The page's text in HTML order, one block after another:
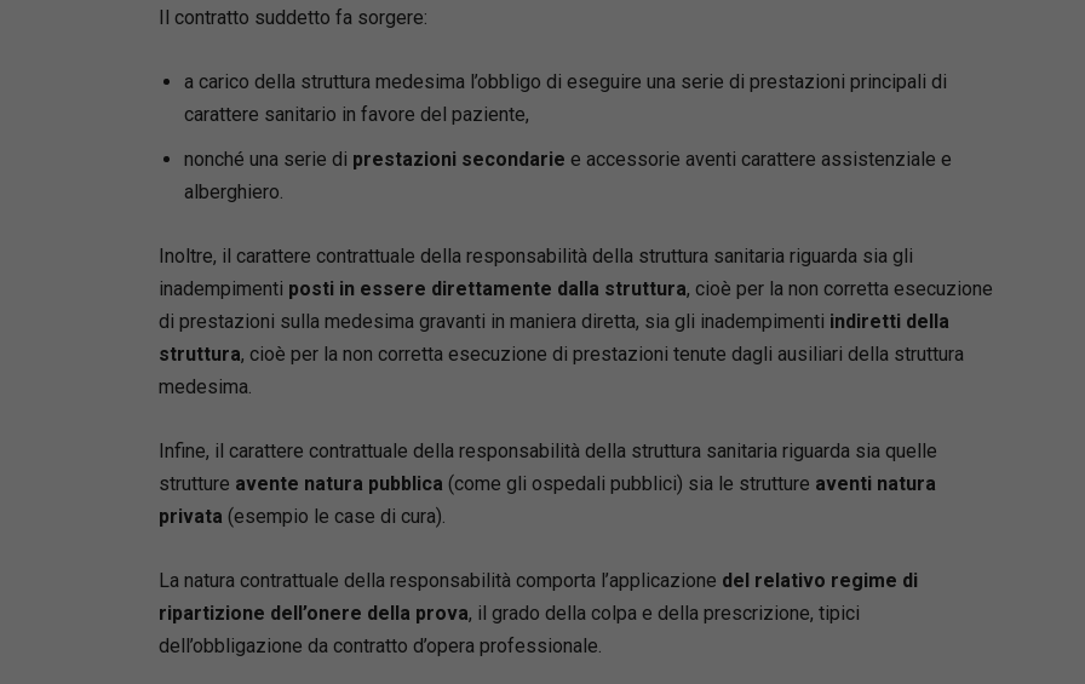
Acquista ora il volume e resta aggiornato sulle novità
che incidono concretamente sulla responsabilità
sanitaria, sulla liquidazione del danno e sulla gestione
Il contratto suddetto fa sorgere:
a carico della struttura medesima l’obbligo di eseguire una serie di prestazioni principali di
carattere sanitario in favore del paziente,
nonché una serie di prestazioni secondarie e accessorie aventi carattere assistenziale e
alberghiero.
Inoltre, il carattere contrattuale della responsabilità della struttura sanitaria riguarda sia gli
inadempimenti posti in essere direttamente dalla struttura, cioè per la non corretta esecuzione
di prestazioni sulla medesima gravanti in maniera diretta, sia gli inadempimenti indiretti della
struttura, cioè per la non corretta esecuzione di prestazioni tenute dagli ausiliari della struttura
medesima.
Infine, il carattere contrattuale della responsabilità della struttura sanitaria riguarda sia quelle
strutture avente natura pubblica (come gli ospedali pubblici) sia le strutture aventi natura
privata (esempio le case di cura).
La natura contrattuale della responsabilità comporta l’applicazione del relativo regime di
ripartizione dell’onere della prova, il grado della colpa e della prescrizione, tipici
dell’obbligazione da contratto d’opera professionale.